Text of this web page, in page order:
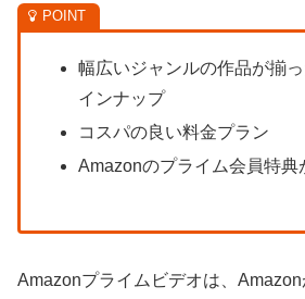
幅広いジャンルの作品が揃
インナップ
コスパの良い料金プラン
Amazonのプライム会員特典
Amazonプライムビデオは、